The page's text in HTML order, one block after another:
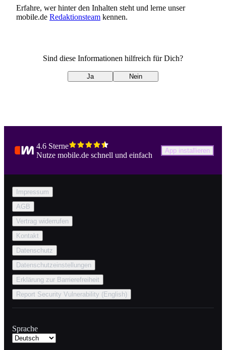
Erfahre, werhinter den Inhalten steht und lerne unser
mobile.de Redaktionsteam kennen.
Sind diese Informationen hilfreich für Dich?
Ja Nein
4.6 Sterne
Nutze mobile.de schnell und einfach
App installieren
Impressum
AGB
Vertrag widerrufen
Kontakt
Datenschutz
Datenschutzeinstellungen
Erklärung zur Barrierefreiheit
Report Security Vulnerability (English)
Sprache